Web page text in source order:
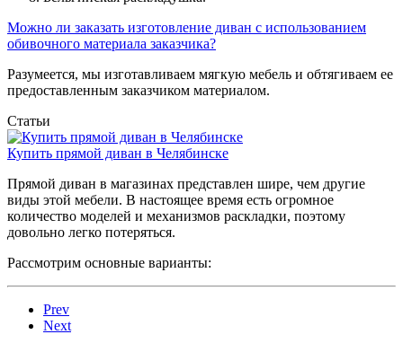
Можно ли заказать изготовление диван с использованием
обивочного материала заказчика?
Разумеется, мы изготавливаем мягкую мебель и обтягиваем ее
предоставленным заказчиком материалом.
Статьи
Купить прямой диван в Челябинске
Прямой диван в магазинах представлен шире, чем другие
виды этой мебели. В настоящее время есть огромное
количество моделей и механизмов раскладки, поэтому
довольно легко потеряться.
Рассмотрим основные варианты:
Prev
Next